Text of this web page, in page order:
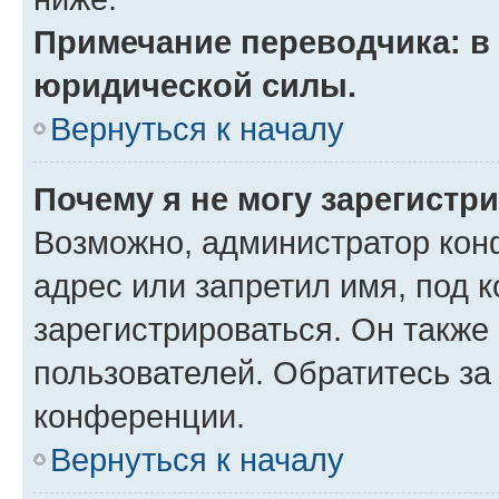
Примечание переводчика:
юридической силы.
Вернуться к началу
Почему я не могу
Возможно, администратор
адрес или запретил имя, под
зарегистрироваться. Он
пользователей. Обратитесь
конференции.
Вернуться к началу